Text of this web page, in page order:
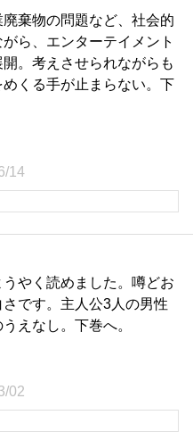
棄物の問題など、社会的
ら、エンターテイメント
。考えさせられながらも
めくる手が止まらない。下
14
やく読めました。噂どお
です。主人公3人の男性
えなし。下巻へ。
02